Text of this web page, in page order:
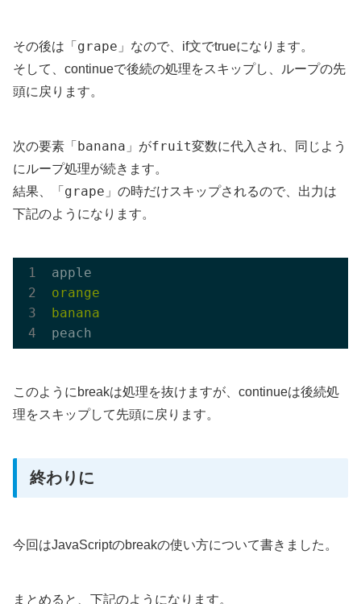
その後は「 grape 」なので、if文でtrueになります。
そして、continueで後続の処理をスキップし、ループの先
頭に戻ります。
次の要素「 banana 」がfruit変数に代入され、同じよう
にループ処理が続きます。
結果、「 grape 」の時だけスキップされるので、出力は
下記のようになります。
このようにbreakは処理を抜けますが、continueは後続処
理をスキップして先頭に戻ります。
終わりに
今回はJavaScriptのbreakの使い方について書きました。
まとめると、下記のようになります。